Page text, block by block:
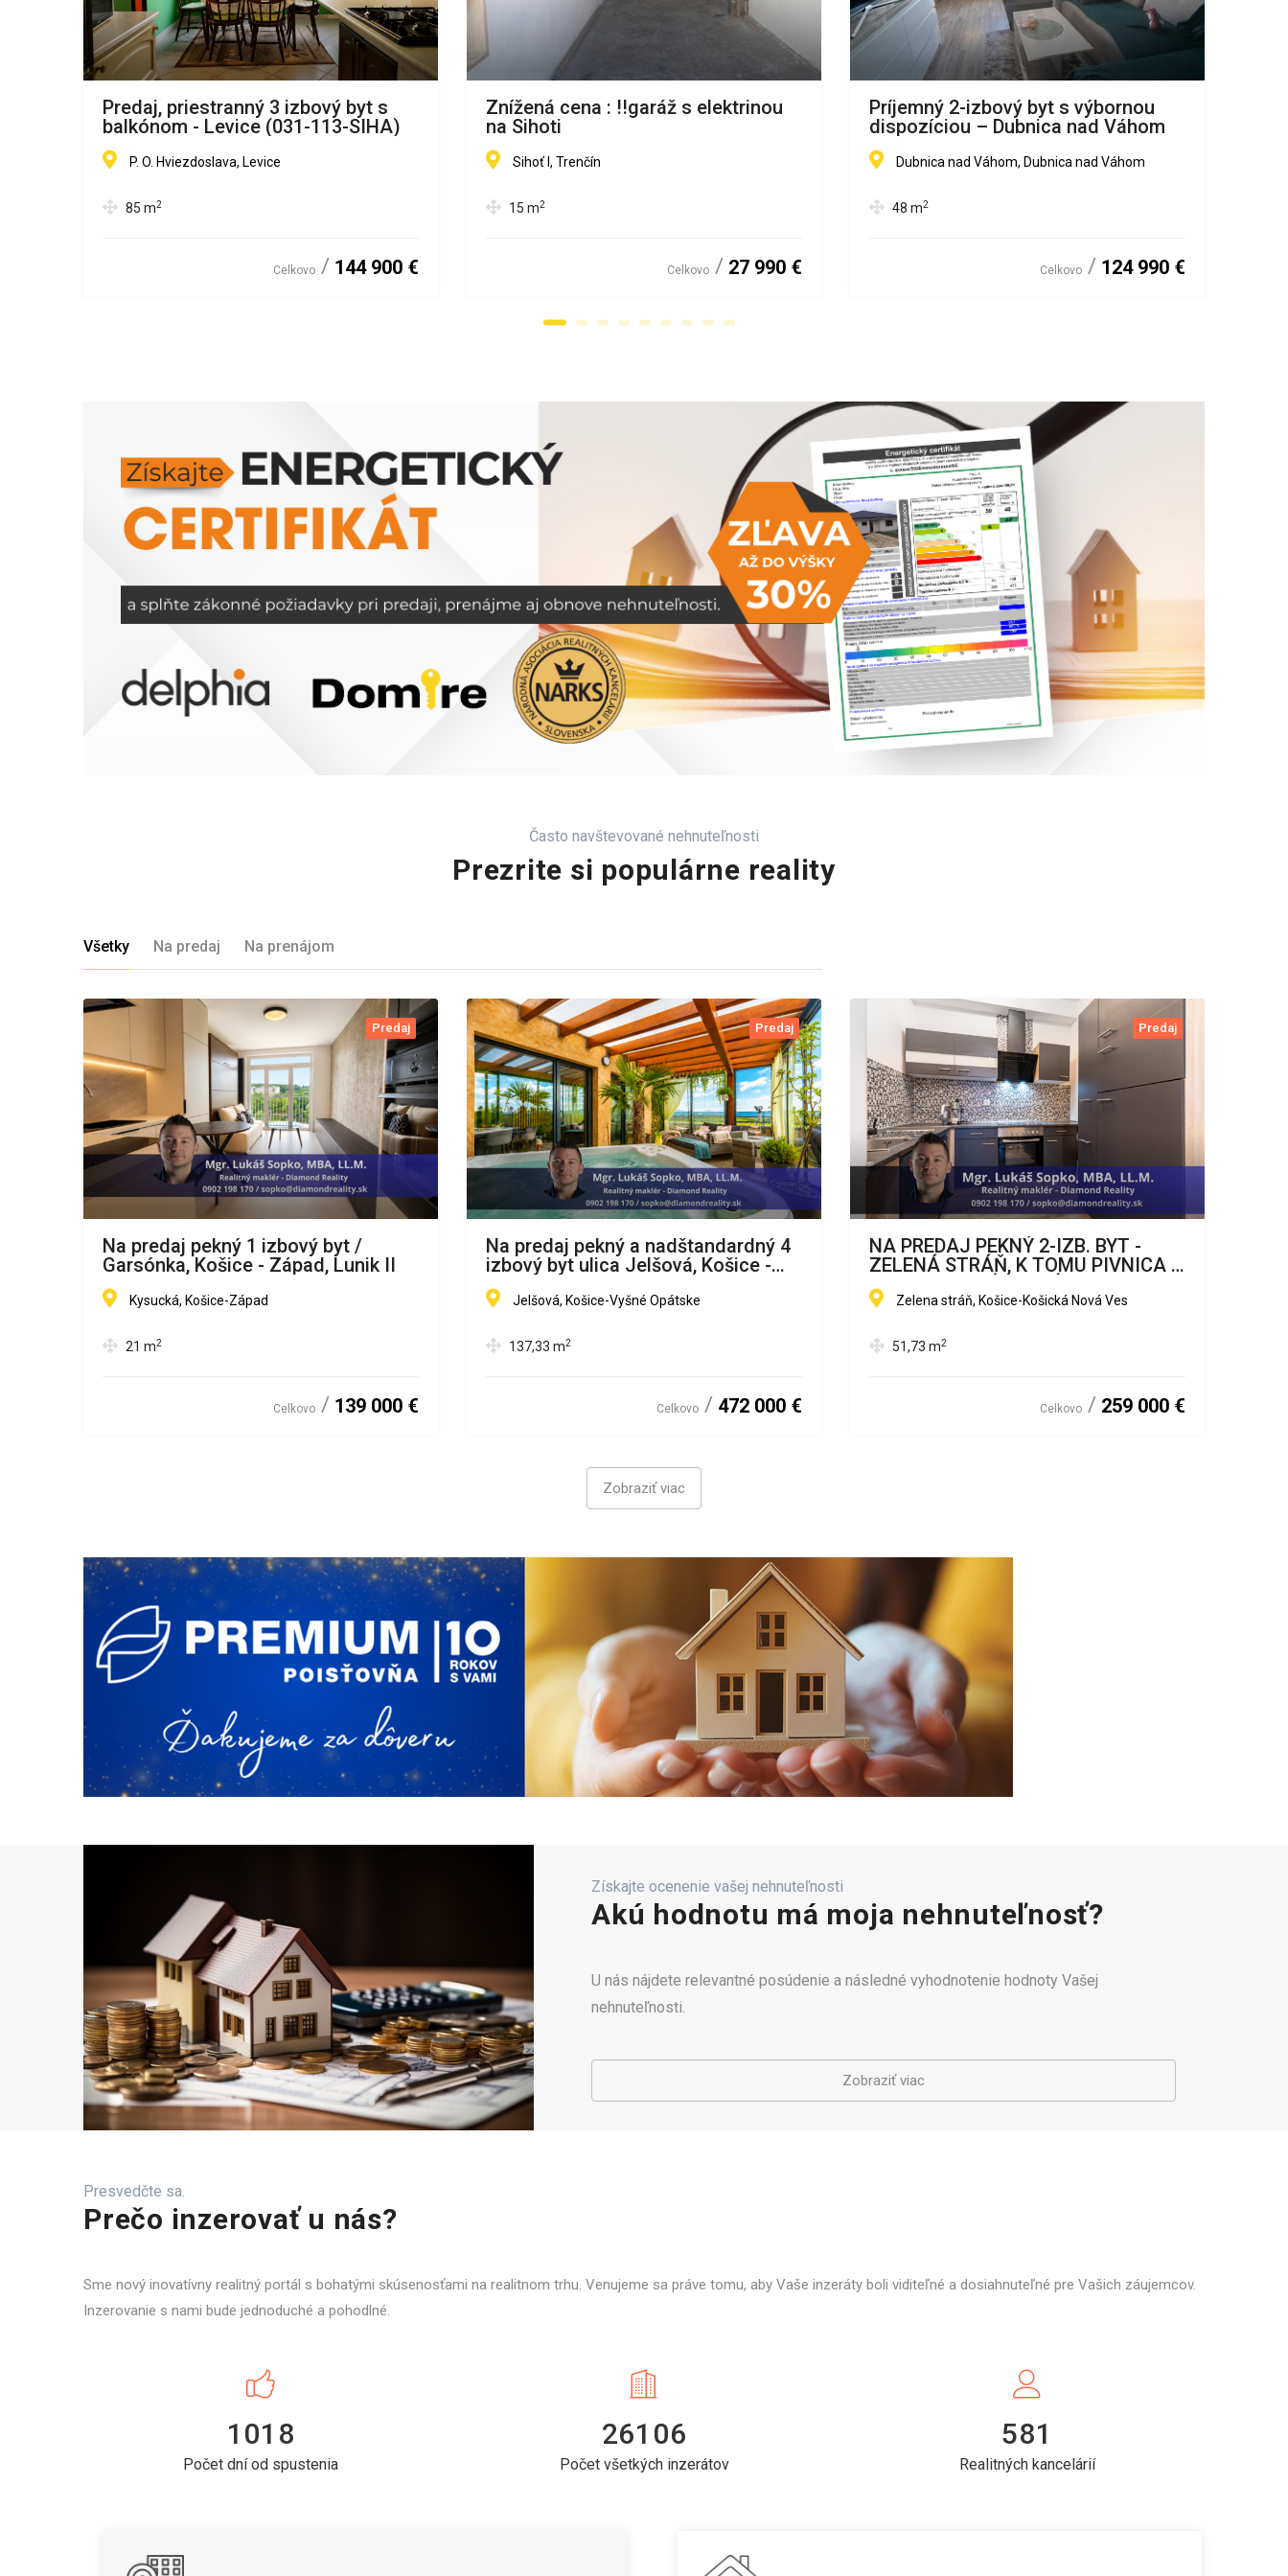
Predaj, priestranný 3 izbový byt s
balkónom - Levice (031-113-SIHA)
P. O. Hviezdoslava, Levice
85 m2
Celkovo 144 900 €
Znížená cena : !!garáž s elektrinou
na Sihoti
Sihoť I, Trenčín
15 m2
Celkovo 27 990 €
Príjemný 2-izbový byt s výbornou
dispozíciou – Dubnica nad Váhom
Dubnica nad Váhom, Dubnica nad Váhom
48 m2
Celkovo 124 990 €
Často navštevované nehnuteľnosti
Prezrite si populárne reality
Všetky Na predaj Na prenájom
Predaj
Na predaj pekný 1 izbový byt /
Garsónka, Košice - Západ, Lunik II
Kysucká, Košice-Západ
21 m2
Celkovo 139 000 €
Predaj
Na predaj pekný a nadštandardný 4
izbový byt ulica Jelšová, Košice -
komplex Panoráma
Jelšová, Košice-Vyšné Opátske
137,33 m2
Celkovo 472 000 €
Predaj
NA PREDAJ PEKNÝ 2-IZB. BYT -
ZELENÁ STRÁŇ, K TOMU PIVNICA +
TERASA + VNÚTORNÉ
PARKOVANIE: VŠETKO ZAHRNUTÉ
Zelena stráň, Košice-Košická Nová Ves
51,73 m2
Celkovo 259 000 €
Zobraziť viac
Získajte ocenenie vašej nehnuteľnosti
Akú hodnotu má moja nehnuteľnosť?
U nás nájdete relevantné posúdenie a následné vyhodnotenie hodnoty Vašej
nehnuteľnosti.
Zobraziť viac
Presvedčte sa.
Prečo inzerovať u nás?
Sme nový inovatívny realitný portál s bohatými skúsenosťami na realitnom trhu. Venujeme sa práve tomu, aby Vaše inzeráty boli viditeľné a dosiahnuteľné pre Vašich záujemcov.
Inzerovanie s nami bude jednoduché a pohodlné.
1018
Počet dní od spustenia
26106
Počet všetkých inzerátov
581
Realitných kancelárií